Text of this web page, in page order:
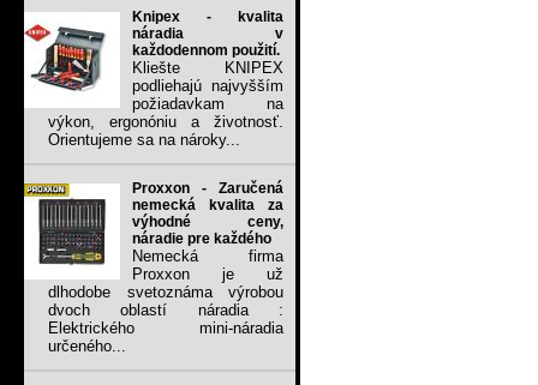
Knipex - kvalita
náradia v
každodennom použití.
Kliešte KNIPEX
podliehajú najvyšším
požiadavkam na
výkon, ergonóniu a životnosť.
Orientujeme sa na nároky...
Proxxon - Zaručená
nemecká kvalita za
výhodné ceny,
náradie pre každého
Nemecká firma
Proxxon je už
dlhodobe svetoznáma výrobou
dvoch oblastí náradia :
Elektrického mini-náradia
určeného...